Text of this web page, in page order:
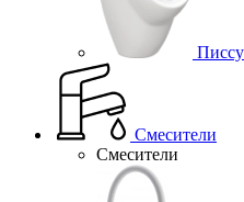
Смесители
Смесители